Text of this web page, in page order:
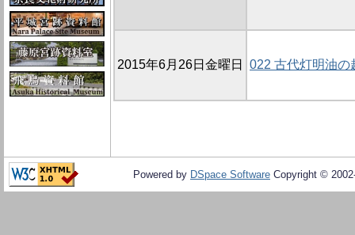
2015年6月26日金曜日 022 古代灯明油の
Powered by DSpace Software Copyright ©